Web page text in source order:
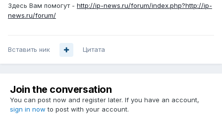
Здесь Вам помогут - http://ip-news.ru/forum/index.php?http://ip-
news.ru/forum/
Вставить ник Цитата
Join the conversation
You can post now and register later. If you have an account,
sign in now to post with your account.